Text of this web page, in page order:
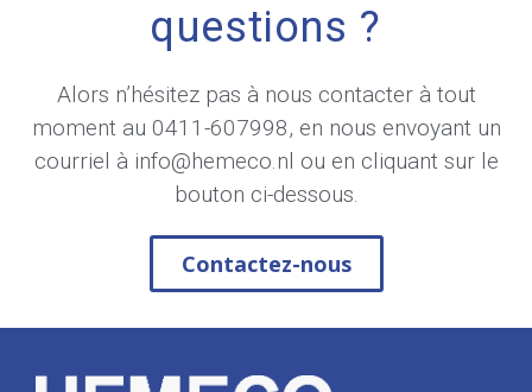
questions ?
Alors n’hésitez pas à nous contacter à tout
moment au 0411-607998, en nous envoyant un
courriel à info@hemeco.nl ou en cliquant sur le
bouton ci-dessous.
Contactez-nous